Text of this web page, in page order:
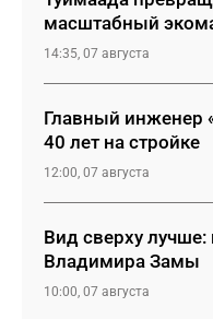
масштабный
14:35, 07 августа
Главный инженер
40 лет на стройке
12:00, 07 августа
Вид сверху
Владимира Замы
10:00, 07 августа